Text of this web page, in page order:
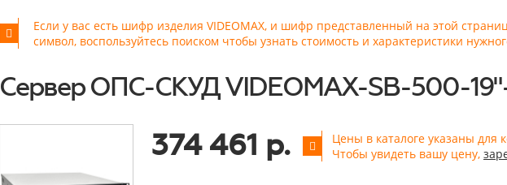
Если у вас есть шифр изделия VIDEOMAX, и шифр представленный на этой
символ, воспользуйтесь поиском чтобы узнать стоимость и характеристики
Сервер ОПС-СКУД VIDEOMAX-SB-500-
374 461 р.
Цены в каталоге указаны для
Чтобы увидеть вашу цену,